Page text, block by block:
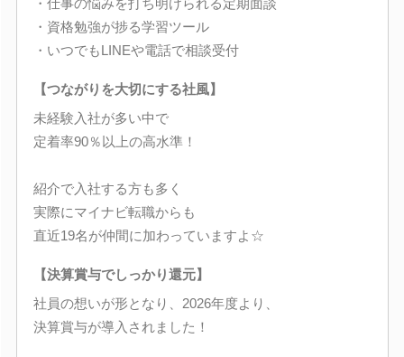
・資格勉強が捗る学習ツール
・いつでもLINEや電話で相談受付
【つながりを大切にする社風】
未経験入社が多い中で
定着率90％以上の高水準！
紹介で入社する方も多く
実際にマイナビ転職からも
直近19名が仲間に加わっていますよ☆
【決算賞与でしっかり還元】
社員の想いが形となり、2026年度より、
決算賞与が導入されました！